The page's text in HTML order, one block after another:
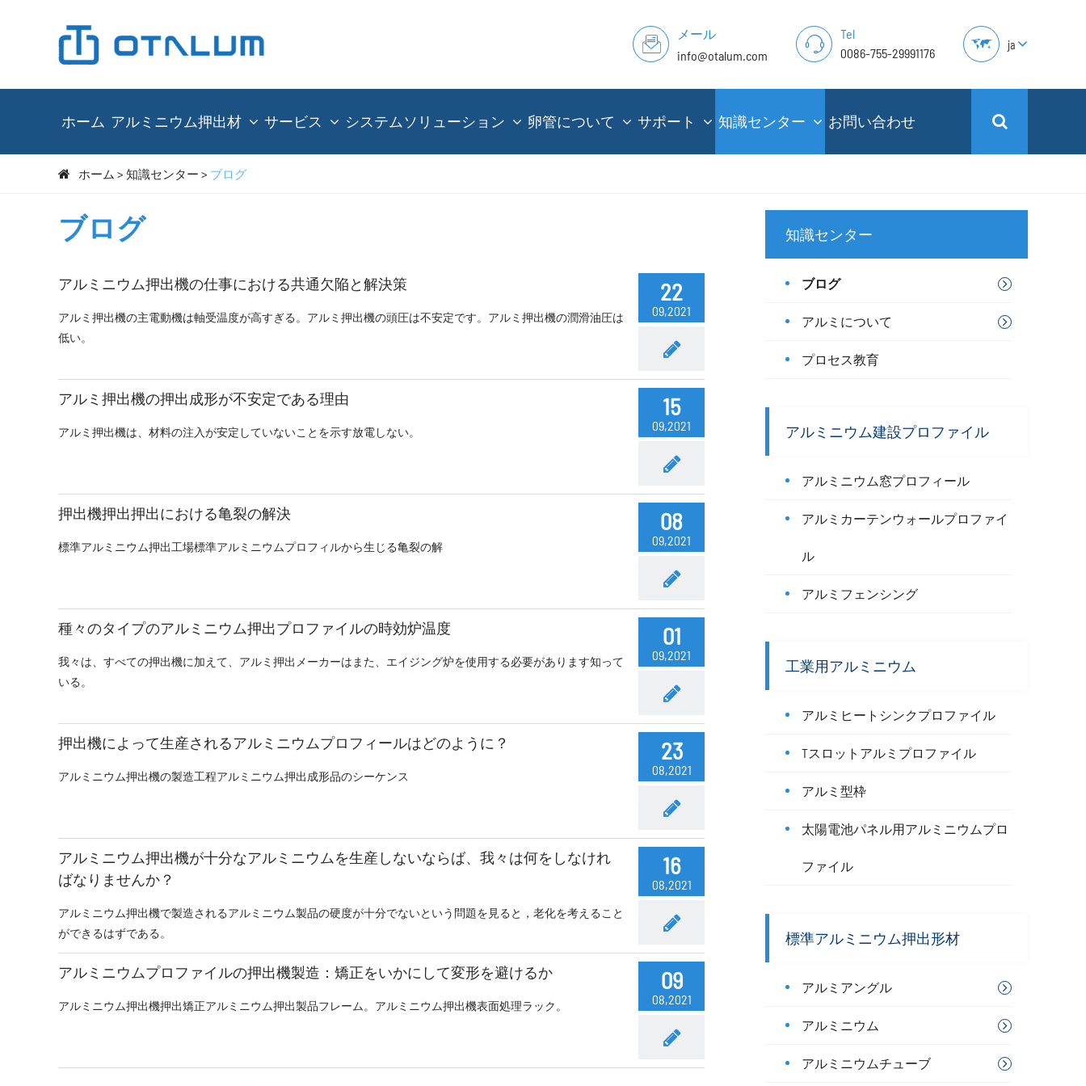
メール
info@otalum.com
Tel
0086-755-29991176
ja
ホーム アルミニウム押出材 サービス システムソリューション 卵管について サポート 知識センター お問い合わせ
ホーム 知識センター ブログ
ブログ
アルミニウム押出機の仕事における共通欠陥と解決策
アルミ押出機の主電動機は軸受温度が高すぎる。アルミ押出機の頭圧は不安定です。アルミ押出機の潤滑油圧は
低い。
22
09,2021
アルミ押出機の押出成形が不安定である理由
アルミ押出機は、材料の注入が安定していないことを示す放電しない。
15
09,2021
押出機押出押出における亀裂の解決
標準アルミニウム押出工場標準アルミニウムプロフィルから生じる亀裂の解
08
09,2021
種々のタイプのアルミニウム押出プロファイルの時効炉温度
我々は、すべての押出機に加えて、アルミ押出メーカーはまた、エイジング炉を使用する必要があります知って
いる。
01
09,2021
押出機によって生産されるアルミニウムプロフィールはどのように？
アルミニウム押出機の製造工程アルミニウム押出成形品のシーケンス
23
08,2021
アルミニウム押出機が十分なアルミニウムを生産しないならば、我々は何をしなけれ
ばなりませんか？
アルミニウム押出機で製造されるアルミニウム製品の硬度が十分でないという問題を見ると，老化を考えること
ができるはずである。
16
08,2021
アルミニウムプロファイルの押出機製造：矯正をいかにして変形を避けるか
アルミニウム押出機押出矯正アルミニウム押出製品フレーム。アルミニウム押出機表面処理ラック。
09
08,2021
知識センター
ブログ
アルミについて
プロセス教育
アルミニウム建設プロファイル
アルミニウム窓プロフィール
アルミカーテンウォールプロファイ
ル
アルミフェンシング
工業用アルミニウム
アルミヒートシンクプロファイル
Tスロットアルミプロファイル
アルミ型枠
太陽電池パネル用アルミニウムプロ
ファイル
標準アルミニウム押出形材
アルミアングル
アルミニウム
アルミニウムチューブ